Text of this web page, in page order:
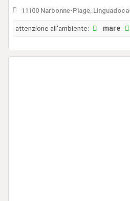
11100 Narbonne-Plage,
attenzione all'ambiente: mare